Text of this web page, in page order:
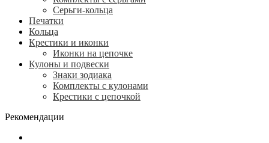
Серьги-кольца
Печатки
Кольца
Крестики и иконки
Иконки на цепочке
Кулоны и подвески
Знаки зодиака
Комплекты с кулонами
Крестики с цепочкой
Рекомендации